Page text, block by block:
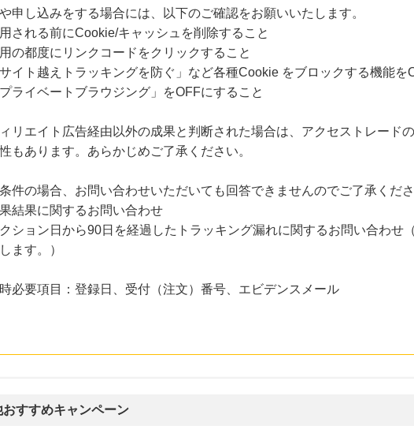
申し込みをする場合には、以下のご確認をお願いいたします。
用される前にCookie/キャッシュを削除すること
用の都度にリンクコードをクリックすること
サイト越えトラッキングを防ぐ」など各種Cookie をブロックする機能を
プライベートブラウジング」をOFFにすること
リエイト広告経由以外の成果と判断された場合は、アクセストレード
もあります。あらかじめご了承ください。
件の場合、お問い合わせいただいても回答できませんのでご了承くださ
果結果に関するお問い合わせ
クション日から90日を経過したトラッキング漏れに関するお問い合わせ
ます。）
必要項目：登録日、受付（注文）番号、エビデンスメール
おすすめキャンペーン